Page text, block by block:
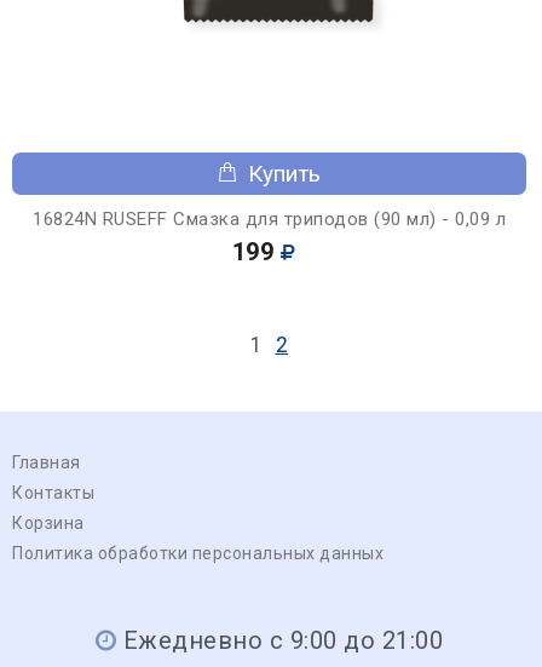
Купить
16824N RUSEFF Смазка для триподов (90 мл) - 0,09 л
199
1 2
Главная
Контакты
Корзина
Политика обработки персональных данных
Ежедневно с 9:00 до 21:00